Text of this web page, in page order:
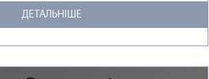
ДЕТАЛЬНІШЕ